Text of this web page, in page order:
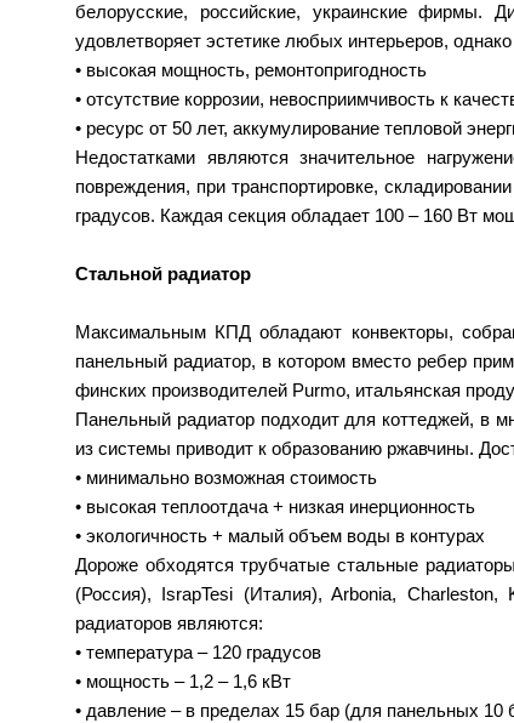
белорусские, российские, украинские фирмы.
удовлетворяет эстетике любых интерьеров,
• высокая мощность, ремонтопригодность
• отсутствие коррозии, невосприимчивость к
• ресурс от 50 лет, аккумулирование тепловой
Недостатками являются значительное
повреждения, при транспортировке,
градусов. Каждая секция обладает 100 – 160 Вт
Стальной радиатор
Максимальным КПД обладают конвекторы,
панельный радиатор, в котором вместо ребер
финских производителей Purmo, итальянская
Панельный радиатор подходит для коттеджей, в
из системы приводит к образованию ржавчины.
• минимально возможная стоимость
• высокая теплоотдача + низкая инерционность
• экологичность + малый объем воды в контурах
Дороже обходятся трубчатые стальные
(Россия), IsrapTesi (Италия), Arbonia,
радиаторов являются:
• температура – 120 градусов
• мощность – 1,2 – 1,6 кВт
• давление – в пределах 15 бар (для панельных 10